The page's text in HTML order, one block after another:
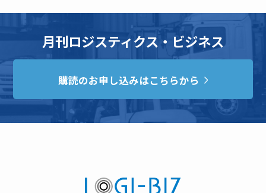
月刊ロジスティクス・ビジネス
購読のお申し込みはこちらから